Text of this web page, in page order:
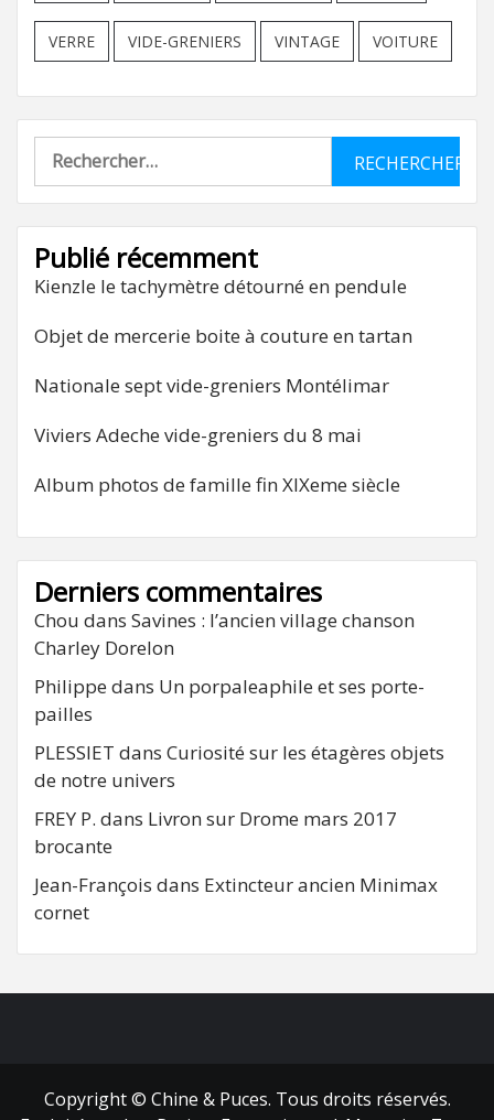
VERRE VIDE-GRENIERS VINTAGE VOITURE
Rechercher :
Publié récemment
Kienzle le tachymètre détourné en pendule
Objet de mercerie boite à couture en tartan
Nationale sept vide-greniers Montélimar
Viviers Adeche vide-greniers du 8 mai
Album photos de famille fin XIXeme siècle
Derniers commentaires
Chou dans Savines : l’ancien village chanson
Charley Dorelon
Philippe dans Un porpaleaphile et ses porte-
pailles
PLESSIET dans Curiosité sur les étagères objets
de notre univers
FREY P. dans Livron sur Drome mars 2017
brocante
Jean-François dans Extincteur ancien Minimax
cornet
Copyright © Chine & Puces. Tous droits réservés.